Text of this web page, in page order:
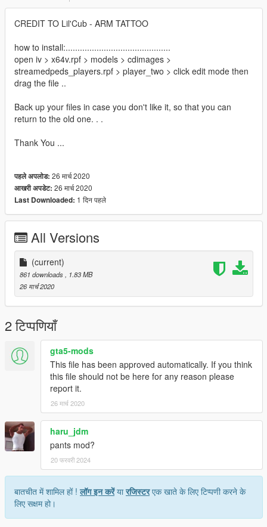
CREDIT TO Lil'Cub - ARM TATTOO
how to install:............................................
open iv > x64v.rpf > models > cdimages >
streamedpeds_players.rpf > player_two > click edit mode then
drag the file ..
Back up your files in case you don't like it, so that you can
return to the old one. . .
Thank You ...
पहले अपलोड: 26 मार्च 2020
आखरी अपडेट: 26 मार्च 2020
Last Downloaded: 1 दिन पहले
All Versions
(current)
861 downloads
, 1.83 MB
26 मार्च 2020
2 टिप्पणियाँ
gta5-mods
This file has been approved automatically. If you think
this file should not be here for any reason please
report it.
26 मार्च 2020
haru_jdm
pants mod?
20 फरवरी 2024
बातचीत में शामिल हों !लॉग इन करेंयारजिस्टरएक खाते के लिए टिप्पणी करने के
लिए सक्षम हो।